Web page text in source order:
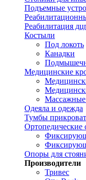
Подъемные
Реабилитация
Костыли
Под локоть
Канадки
Медицинские
Одеяла и одежда
Тумбы
Ортопедические
Опоры для
Производители
Тривес